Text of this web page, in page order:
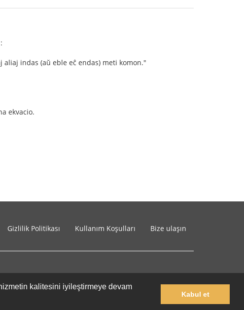
kalitesini iyileştirmeye devam
Kabul et
:
indas (aŭ eble eĉ endas) meti komon."
ekvacio.
Gizlilik Politikası Kullanım Koşulları Bize ulaşın